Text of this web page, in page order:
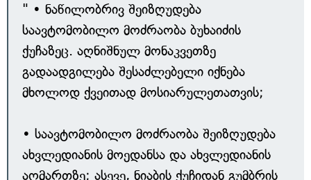
" • ნაწილობრივ შეიზღუდება
საავტომობილო მოძრაობა ბუხაიძის
ქუჩაზეც. აღნიშნულ მონაკვეთზე
გადაადგილება შესაძლებელი იქნება
მხოლოდ ქვეითად მოსიარულეთათვის;
• საავტომობილო მოძრაობა შეიზღუდება
ახვლედიანის მოედანსა და ახვლედიანის
აღმართზე; ასევე, ნიაბის ქუჩიდან გუმბრის